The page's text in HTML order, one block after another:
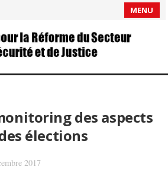
MENU
des aspects
élections
2017